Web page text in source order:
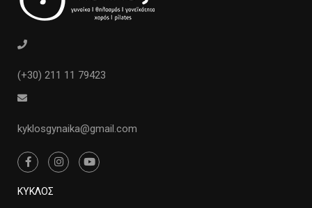
(+30) 211 11 79423
kyklosgynaika@gmail.com
ΚΥΚΛΟΣ